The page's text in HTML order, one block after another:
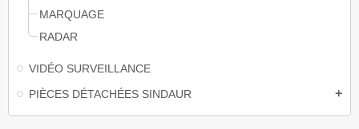
MARQUAGE
RADAR
VIDÉO SURVEILLANCE
PIÈCES DÉTACHÉES SINDAUR
add